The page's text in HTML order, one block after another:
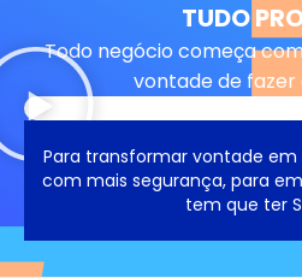
TUDO
Todo negócio começa
vontade de
Para transformar vontade
com mais segurança, para
tem que ter